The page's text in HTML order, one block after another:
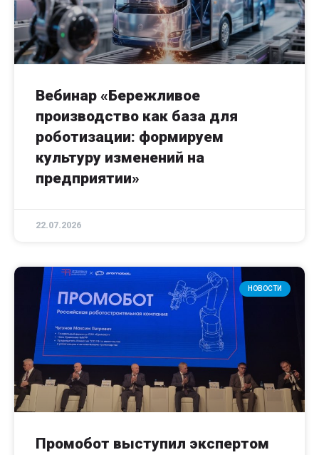
Вебинар «Бережливое
производство как база для
роботизации: формируем
культуру изменений на
предприятии»
22.07.2026
НОВОСТИ
Промобот выступил экспертом